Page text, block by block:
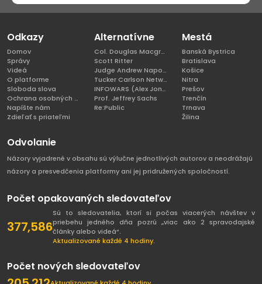
Odkazy
Domov
Správy
Videá
O platforme
Sloboda slova
Ochrana osobných údajov
Napíšte nám
Zdieľať s priateľmi
Alternatívne
Col. Douglas Macgregor, Ph.D
Scott Ritter
Judge Andrew Napolitano
Tucker Carlson Network
INFOWARS (Alex Jones)
Prof. Jeffrey Sachs
Re:Public
Mestá
Banská Bystrica
Bratislava
Košice
Nitra
Prešov
Trenčín
Trnava
Žilina
Odvolanie
Názory vyjadrené v obsahu sú výlučne jednotlivých autorov a neodrážajú
názory a presvedčenia platformy ani jej pridružených spoločností.
Počet opakovaných sledovateľov
377,586
Sú to sledovatelia, ktorí si počas viacerých návštev v
priebehu jedného dňa pozrú „viac ako 2 spravodajské
články alebo videá“.
Aktualizované každé 4 hodiny.
Počet nových sledovateľov